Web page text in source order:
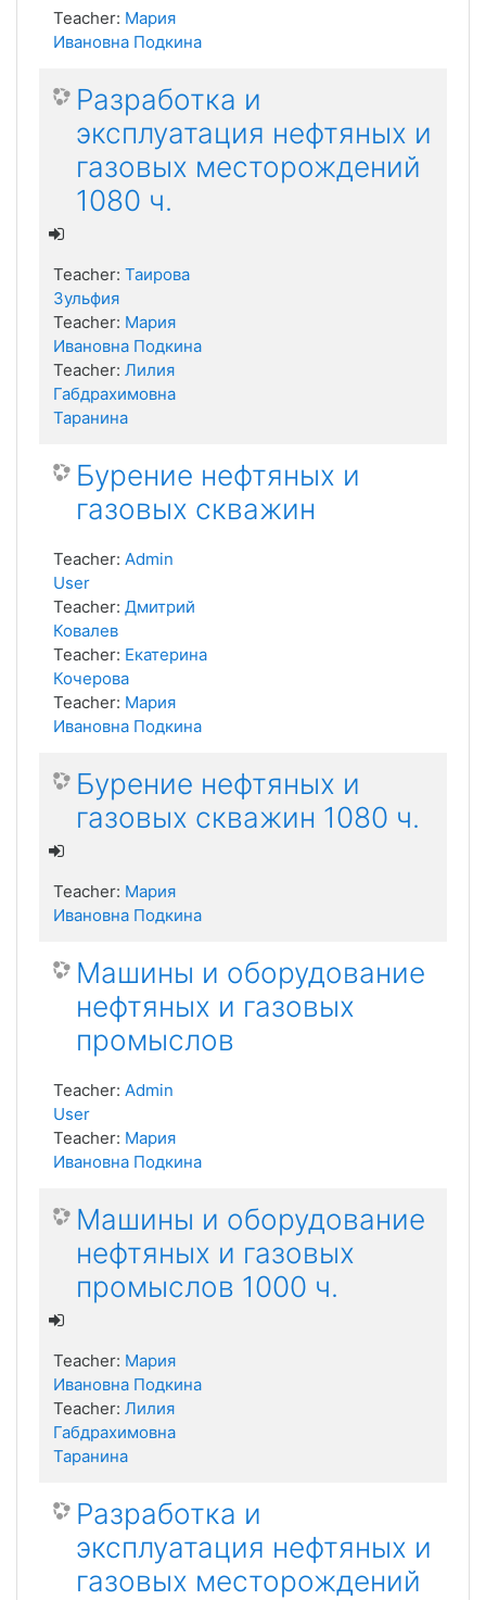
Teacher: Мария
Ивановна Подкина
Разработка и
эксплуатация нефтяных и
газовых месторождений
1080 ч.
Teacher: Таирова
Зульфия
Teacher: Мария
Ивановна Подкина
Teacher: Лилия
Габдрахимовна
Таранина
Бурение нефтяных и
газовых скважин
Teacher: Admin
User
Teacher: Дмитрий
Ковалев
Teacher: Екатерина
Кочерова
Teacher: Мария
Ивановна Подкина
Бурение нефтяных и
газовых скважин 1080 ч.
Teacher: Мария
Ивановна Подкина
Машины и оборудование
нефтяных и газовых
промыслов
Teacher: Admin
User
Teacher: Мария
Ивановна Подкина
Машины и оборудование
нефтяных и газовых
промыслов 1000 ч.
Teacher: Мария
Ивановна Подкина
Teacher: Лилия
Габдрахимовна
Таранина
Разработка и
эксплуатация нефтяных и
газовых месторождений